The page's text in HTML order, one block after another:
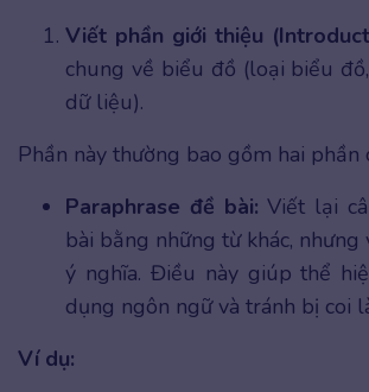
Viết phần giới thiệu
chung về biểu đồ (loại biểu
dữ liệu).
Phần này thường bao gồm hai phần
Paraphrase đề bài:Viết lại
bài bằng những từ khác,
ý nghĩa. Điều này giúp thể
dụng ngôn ngữ và tránh bị coi
Ví dụ: